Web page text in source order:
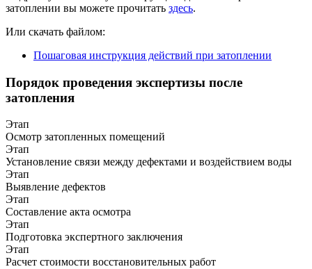
затоплении вы можете прочитать здесь.
Или скачать файлом:
Пошаговая инструкция действий при затоплении
Порядок проведения экспертизы после
затопления
Этап
Осмотр затопленных помещений
Этап
Установление связи между дефектами и воздействием воды
Этап
Выявление дефектов
Этап
Составление акта осмотра
Этап
Подготовка экспертного заключения
Этап
Расчет стоимости восстановительных работ